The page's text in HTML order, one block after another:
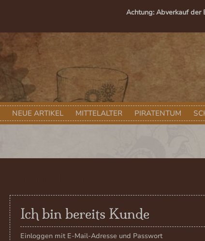
Zur Hauptnavigation springenAchtung: Abverkauf
NEUE ARTIKEL MITTELALTER PIRATENTUM
Ich bin bereits Kunde
Einloggen mit E-Mail-Adresse und Passwort